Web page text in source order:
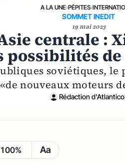
A LA UNE›PÉPITES›
SOMMET INEDIT
19 mai 2023
centrale :
possibilités
soviétiques,
nouveaux moteurs
Rédaction d'Atlantico
100% Aa